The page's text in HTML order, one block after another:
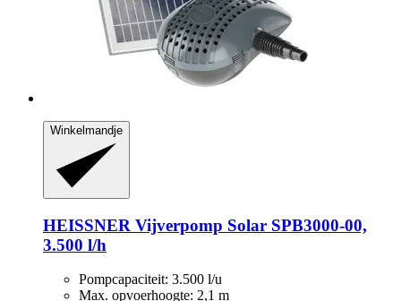
Winkelmandje
HEISSNER Vijverpomp Solar SPB3000-​00,
3.500 l/h
Pompcapaciteit: 3.500 l/u
Max. opvoerhoogte: 2,1 m